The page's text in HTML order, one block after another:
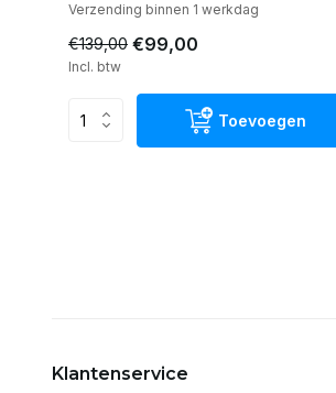
Verzending binnen 1 werkdag
€139,00 €99,00
Incl. btw
Toevoegen
Klantenservice